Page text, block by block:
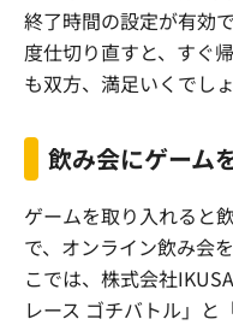
終了時間の設定が有効
度仕切り直すと、すぐ
も双方、満足いくでしょ
飲み会にゲーム
ゲームを取り入れると
で、オンライン飲み会
こでは、株式会社
レース ゴチバトル」と